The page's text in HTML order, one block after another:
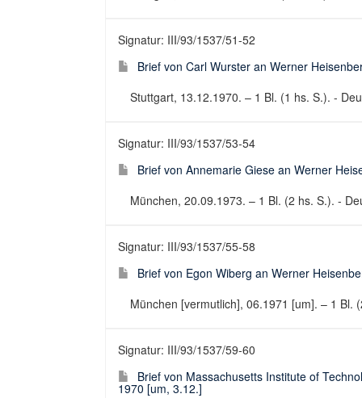
Signatur: III/93/1537/51-52
Brief von Carl Wurster an Werner
Stuttgart, 13.12.1970. – 1 Bl. (1 hs. S.). -
Signatur: III/93/1537/53-54
Brief von Annemarie Giese an Werner
München, 20.09.1973. – 1 Bl. (2 hs. S.). -
Signatur: III/93/1537/55-58
Brief von Egon Wiberg an Werner
München [vermutlich], 06.1971 [um]. – 1 Bl.
Signatur: III/93/1537/59-60
Brief von Massachusetts Institute of
1970 [um, 3.12.]